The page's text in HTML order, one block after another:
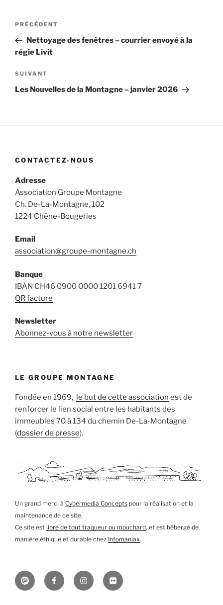
Navigation
l’article
Article
précédent
PRÉCÉDENT
Nettoyage des fenêtres – courrier envoyé à la
régie Livit
Article
suivant
SUIVANT
Les Nouvelles de la Montagne – janvier 2026
CONTACTEZ-NOUS
Adresse
Association Groupe Montagne
Ch. De-La-Montagne, 102
1224 Chêne-Bougeries
Email
association@groupe-montagne.ch
Banque
IBAN CH46 0900 0000 1201 6941 7
QR facture
Newsletter
Abonnez-vous à notre newsletter
LE GROUPE MONTAGNE
Fondée en 1969, le but de cette association est de
renforcer le lien social entre les habitants des
immeubles 70 à 134 du chemin De-La-Montagne
(dossier de presse).
Un grand merci à Cybermedia Concepts pour la réalisation et la
maintenance de ce site.
Ce site est libre de tout traqueur ou mouchard, et est hébergé de
manière éthique et durable chez Infomaniak.
MastodonFacebookInstagramFlickr